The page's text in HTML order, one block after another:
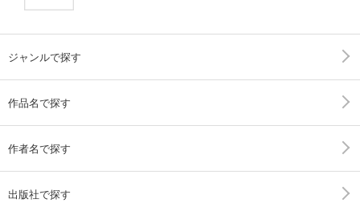
ジャンルで探す
作品名で探す
作者名で探す
出版社で探す